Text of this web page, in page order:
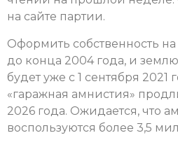
на сайте партии.
Оформить собственность
до конца 2004 года, и
будет уже с 1 сентября 2021
«гаражная амнистия»
2026 года. Ожидается, что
воспользуются более 3,5